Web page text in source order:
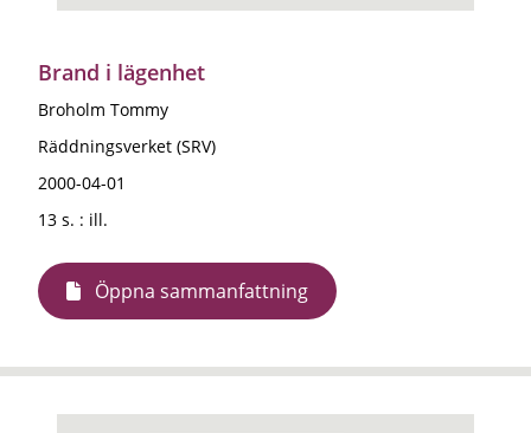
Brand i lägenhet
Broholm Tommy
Räddningsverket (SRV)
2000-04-01
13 s. : ill.
Öppna sammanfattning